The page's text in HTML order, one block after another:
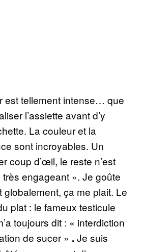
est tellement intense… que
l’assiette avant d’y
La couleur et la
sont incroyables. Un
coup d’œil, le reste n’est
engageant ». Je goûte
globalement, ça me plait. Le
plat : le fameux testicule
toujours dit : « interdiction
de sucer » . Je suis